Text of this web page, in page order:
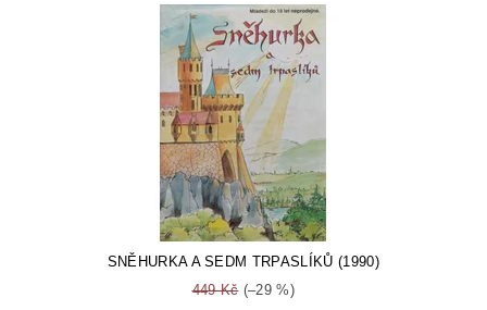
SNĚHURKA A SEDM TRPASLÍKŮ (1990)
449 Kč(–29 %)